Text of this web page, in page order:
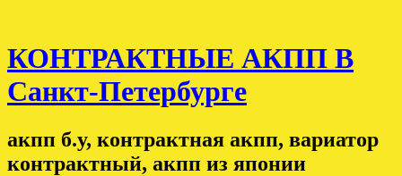
КОНТРАКТНЫЕ АКПП В
Санкт-Петербурге
акпп б.у, контрактная акпп, вариатор
контрактный, акпп из японии